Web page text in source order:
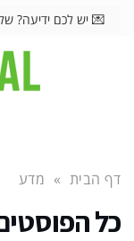
💌 יש לכם ידיעה?
דף הבית » מדע
כל